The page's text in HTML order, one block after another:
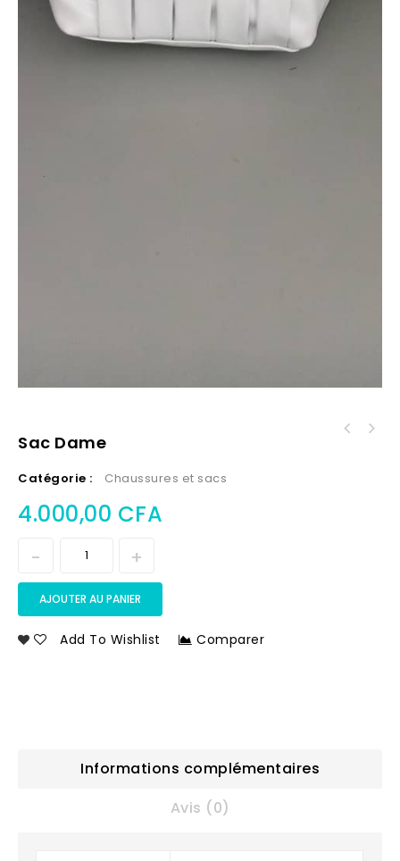
Sac Dame
Catégorie : Chaussures et sacs
4.000,00 CFA
AJOUTER AU PANIER
Add To Wishlist Comparer
Informations complémentaires
Avis (0)